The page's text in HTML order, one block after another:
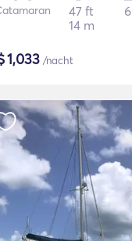
47 ft
14 m
6
1,033 /nacht